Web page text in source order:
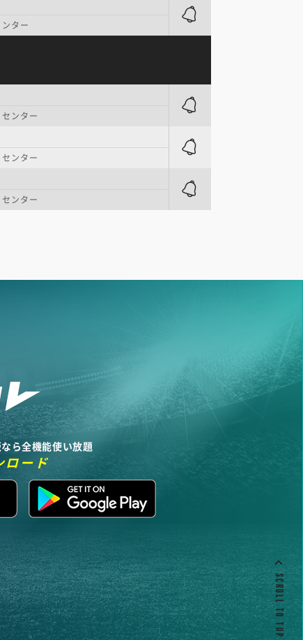
ター
ンター
ンター
ンター
ら全機能使い放題
ロード
SCROLL TO TOP